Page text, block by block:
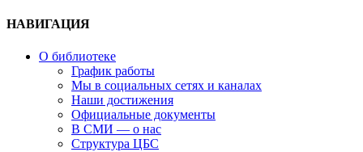
НАВИГАЦИЯ
О библиотеке
График работы
Мы в социальных сетях и каналах
Наши достижения
Официальные документы
В СМИ — о нас
Структура ЦБС